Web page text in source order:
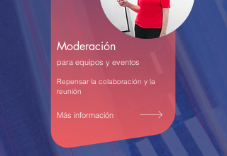
Moderación
Repensar la colaboración y la
reunión
Más información
para equipos y eventos